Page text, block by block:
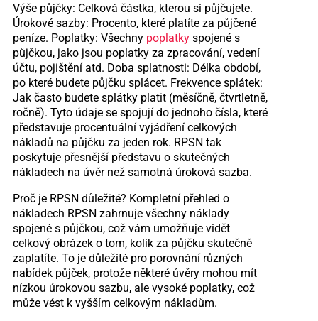
Výše půjčky: Celková částka, kterou si půjčujete.
Úrokové sazby: Procento, které platíte za půjčené
peníze. Poplatky: Všechny poplatkyspojené s
půjčkou, jako jsou poplatky za zpracování, vedení
účtu, pojištění atd. Doba splatnosti: Délka období,
po které budete půjčku splácet. Frekvence splátek:
Jak často budete splátky platit (měsíčně, čtvrtletně,
ročně). Tyto údaje se spojují do jednoho čísla, které
představuje procentuální vyjádření celkových
nákladů na půjčku za jeden rok. RPSN tak
poskytuje přesnější představu o skutečných
nákladech na úvěr než samotná úroková sazba.
Proč je RPSN důležité? Kompletní přehled o
nákladech RPSN zahrnuje všechny náklady
spojené s půjčkou, což vám umožňuje vidět
celkový obrázek o tom, kolik za půjčku skutečně
zaplatíte. To je důležité pro porovnání různých
nabídek půjček, protože některé úvěry mohou mít
nízkou úrokovou sazbu, ale vysoké poplatky, což
může vést k vyšším celkovým nákladům.